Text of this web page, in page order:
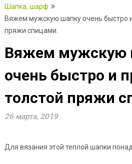
Шапка, шарф
Вяжем мужскую шапку очень быстро
пряжи спицами.
Вяжем мужскую
очень быстро и
толстой пряжи
26 марта, 2019
Для вязания этой теплой шапки